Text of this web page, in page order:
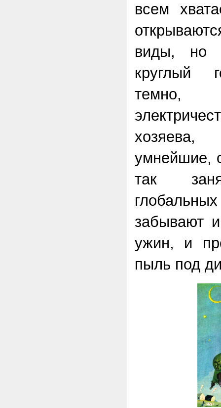
всем
виды, но
круглый
хозяева,
умнейшие,
так
забывают
ужин, и
пыль под